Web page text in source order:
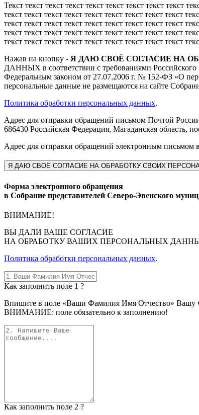
Текст текст текст текст текст текст текст текст текст
текст текст текст текст текст текст текст текст текст
текст текст текст текст текст текст текст текст текст
текст текст текст текст текст текст текст текст текст
текст текст текст текст текст текст текст текст текст
Нажав на кнопку - Я ДАЮ СВОЁ СОГЛАСИЕ НА
ДАННЫХ в соответствии с требованиями Российского
Федеральным законом от 27.07.2006 г. № 152-ФЗ «О
персональные данные не размещаются на сайте
Политика обработки персональных данных.
Адрес для отправки обращений письмом Почтой
686430 Российская Федерация, Магаданская область,
Адрес для отправки обращений электронным письмом
Я ДАЮ СВОЁ СОГЛАСИЕ НА ОБРАБОТКУ СВОИХ
Форма электронного обращения
в Собрание представителей Северо-Эвенского
ВНИМАНИЕ!
ВЫ ДАЛИ ВАШЕ СОГЛАСИЕ
НА ОБРАБОТКУ ВАШИХ ПЕРСОНАЛЬНЫХ
Политика обработки персональных данных.
Как заполнить поле 1 ?
Впишите в поле «Ваши Фамилия Имя Отчество» Вашу
ВНИМАНИЕ: поле обязательно к заполнению!
Как заполнить поле 2 ?